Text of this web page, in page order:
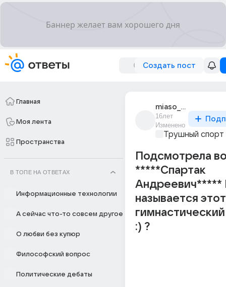
Создать пост
Главная
Моя лента
Пространства
В ТОПЕ НА ОТВЕТАХ
Информационные технологии
А сейчас что-то совсем другое
О любви без купюр
Философский вопрос
Политические дебаты
miaso_v_shokolade
16лет
Изменено
Трушный спорт
Подсмотрела
*****Спартaк
называется этот
:) ?